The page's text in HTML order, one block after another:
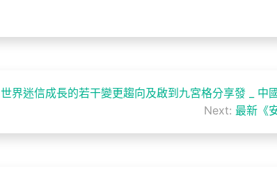
世界迷信成長的若干變更趨向及啟到九宮格分享發 _ 中
Next: 最新《